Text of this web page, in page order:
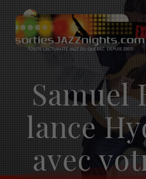
Skip
to
Samuel
lance
avec